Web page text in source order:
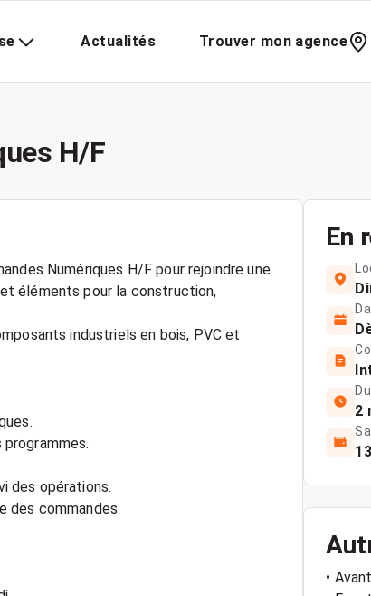
Actualités Trouver mon agence
H/F
Numériques H/F pour rejoindre une
éléments pour la construction,
industriels en bois, PVC et
des opérations.
des commandes.
En
2
•